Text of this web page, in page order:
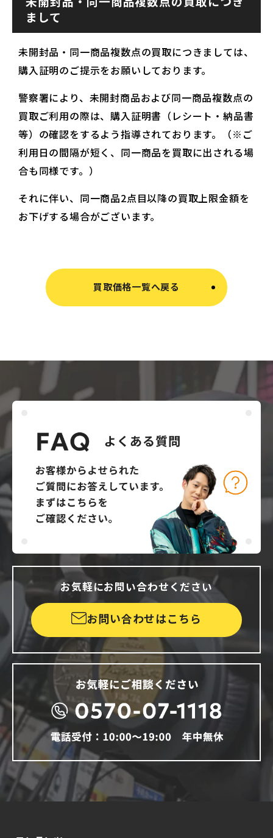
まして
未開封品・同一商品複数点の買取につきましては、
購入証明のご提示をお願いしております。
警察署により、未開封商品および同一商品複数点の
買取ご利用の際は、購入証明書（レシート・納品書
等）の確認をするよう指導されております。（※ご
利用日の間隔が短く、同一商品を買取に出される場
合も同様です。）
それに伴い、同一商品2点目以降の買取上限金額を
お下げする場合がございます。
買取価格一覧へ戻る
お気軽にお問い合わせください
お問い合わせはこちら